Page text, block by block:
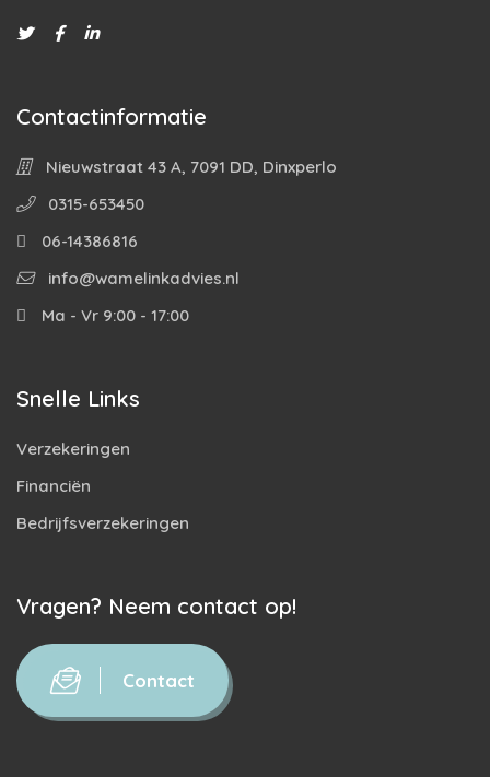
Contactinformatie
Nieuwstraat 43 A, 7091 DD, Dinxperlo
0315-653450
06-14386816
info@wamelinkadvies.nl
Ma - Vr 9:00 - 17:00
Snelle Links
Verzekeringen
Financiën
Bedrijfsverzekeringen
Vragen? Neem contact op!
Contact